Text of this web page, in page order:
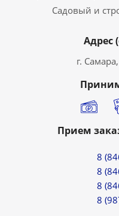
Садовый и
Адрес
г.
Прием
8
8
8
8